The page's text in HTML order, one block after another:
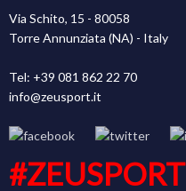
Via Schito, 15 - 80058
Torre Annunziata (NA) - Italy
Tel: +39 081 862 22 70
info@zeusport.it
#ZEUSPORT